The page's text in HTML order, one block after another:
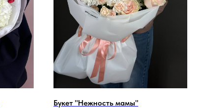
Букет "Нежность мамы"